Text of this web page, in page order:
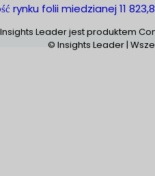
rynku folii miedzianej 11
Insights Leader jest produktem
© Insights Leader |